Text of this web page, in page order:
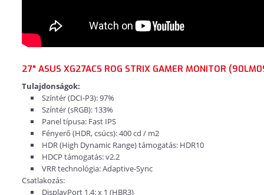
27" ASUS XG27ACS ROG STRIX GAMER MONITOR
Tulajdonságok:
Színtér (DCI-P3): 97%
Színtér (sRGB): 133%
Panel típusa: Fast IPS
Fényerő (HDR, csúcs): 400 cd / m2
HDR (High Dynamic Range) támogatás: HDR10
HDCP támogatás: v2.2
VRR technológia: Adaptive-Sync
Csatlakozás:
DisplayPort 1.4: x 1 (HBR3)